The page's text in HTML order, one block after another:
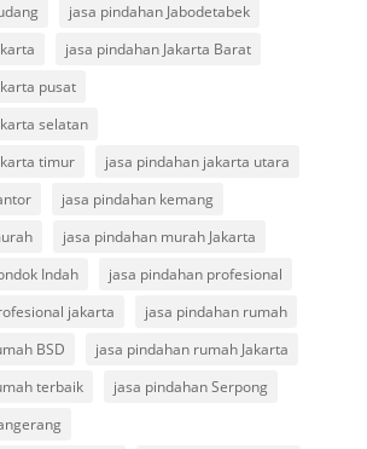
jasa pindahan Jabodetabek
jasa pindahan Jakarta Barat
pusat
selatan
timur
jasa pindahan jakarta utara
jasa pindahan kemang
jasa pindahan murah Jakarta
Indah
jasa pindahan profesional
jakarta
jasa pindahan rumah
BSD
jasa pindahan rumah Jakarta
terbaik
jasa pindahan Serpong